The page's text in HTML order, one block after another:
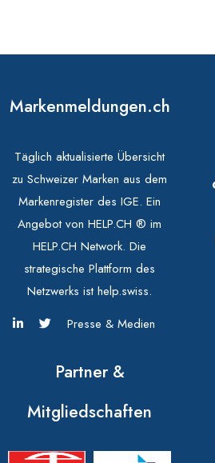
Markenmeldungen.ch
Täglich aktualisierte Übersicht
zu Schweizer Marken aus dem
Markenregister des IGE. Ein
Angebot von HELP.CH ® im
HELP.CH Network. Die
strategische Plattform des
Netzwerks ist help.swiss.
Presse & Medien
Partner &
Mitgliedschaften